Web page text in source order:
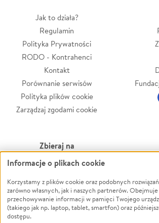
Jak to działa?
Regulamin
Polityka Prywatności
RODO - Kontrahenci
Kontakt
Porównanie serwisów
Polityka plików cookie
Zarządzaj zgodami cookie
Zbieraj na
Leczenie
Zwierzęta
Pożar
Ukraina
Informacje o plikach cookie
Korzystamy z plików cookie oraz podobnych
zarówno własnych, jak i naszych partnerów.
przechowywanie informacji w pamięci Twojego
(takiego jak np. laptop, tablet, smartfon) oraz
dostępu.